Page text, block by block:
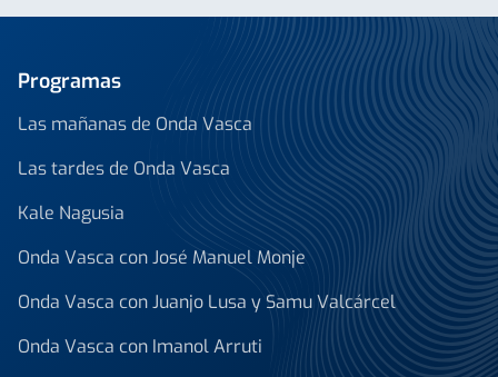
Programas
Las mañanas de Onda Vasca
Las tardes de Onda Vasca
Kale Nagusia
Onda Vasca con José Manuel Monje
Onda Vasca con Juanjo Lusa y Samu Valcárcel
Onda Vasca con Imanol Arruti